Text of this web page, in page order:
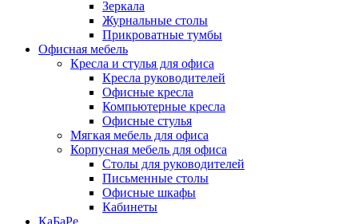
Зеркала
Журнальные столы
Прикроватные тумбы
Офисная мебель
Кресла и стулья для офиса
Кресла руководителей
Офисные кресла
Компьютерные кресла
Офисные стулья
Мягкая мебель для офиса
Корпусная мебель для офиса
Столы для руководителей
Письменные столы
Офисные шкафы
Кабинеты
КаБаРе